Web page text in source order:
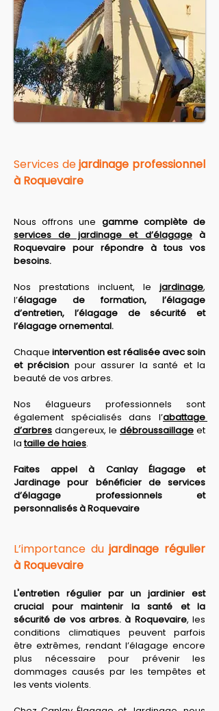
Services de jardinage professionnel
à Roquevaire
Nous offrons une
services de jardinage et d’élagage à
Roquevaire pour répondre à tous vos
besoins.
Nos prestations incluent, le jardinage,
l’élagage de formation, l’élagage
d’entretien, l’élagage de sécurité et
l’élagage ornemental.
Chaque intervention est réalisée avec soin
et précision pour assurer la santé et la
beauté de vos arbres.
Nos élagueurs professionnels sont
également spécialisés dans l’abattage
d’arbres dangereux, le débroussaillage et
la taille de haies.
Faites appel à Canlay Élagage et
Jardinage pour bénéficier de services
d’élagage professionnels et
personnalisés à Roquevaire
L’importance du jardinage régulier
à Roquevaire
L'entretien régulier par un jardinier est
crucial pour maintenir la santé et la
sécurité de vos arbres. à Roquevaire, les
conditions climatiques peuvent parfois
être extrêmes, rendant l’élagage encore
plus nécessaire pour prévenir les
dommages causés par les tempêtes et
les vents violents.